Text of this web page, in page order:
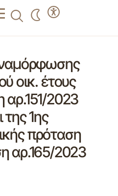
οικ. έτους
2023
1ης
πρόταση
αρ.165/2023